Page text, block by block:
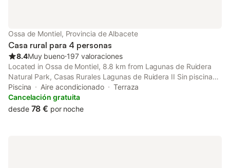
Ossa de Montiel, Provincia de Albacete
Casa rural para 4 personas
8.4Muy bueno⋅197 valoraciones
Located in Ossa de Montiel, 8.8 km from Lagunas de Ruidera
Natural Park, Casas Rurales Lagunas de Ruidera II Sin piscina
provides air-conditioned rooms and a garden. There is a private
entrance at the apartment for the convenience of those who
stay.
Piscina Aire acondicionado
Terraza
Cancelación gratuita
desde 78 € por noche